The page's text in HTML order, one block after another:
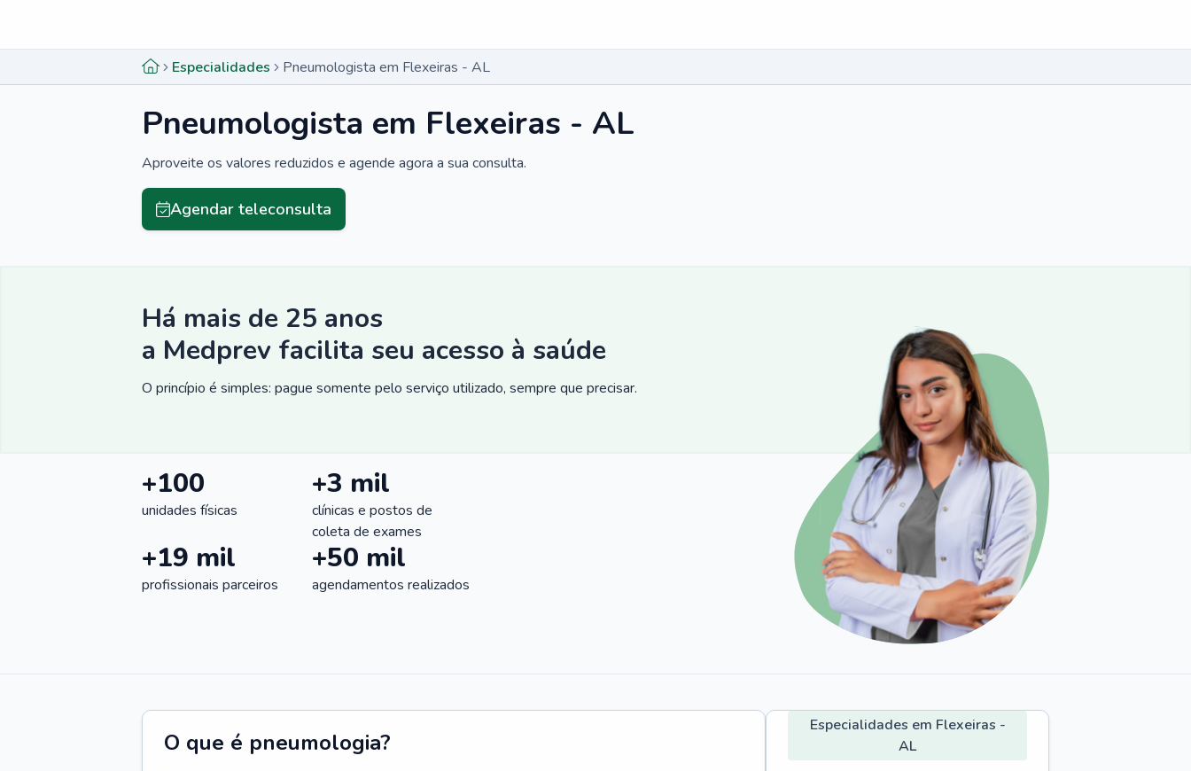
Especialidades Pneumologista em Flexeiras - AL
Pneumologista em Flexeiras - AL
Aproveite os valores reduzidos e agende agora a sua consulta.
Agendar teleconsulta
Há mais de 25 anos
a Medprev facilita seu acesso à saúde
O princípio é simples: pague somente pelo serviço utilizado, sempre que precisar.
+100
unidades físicas
+3 mil
clínicas e postos de
coleta de exames
+19 mil
profissionais parceiros
+50 mil
agendamentos realizados
O que é pneumologia?
Especialidades em Flexeiras -
AL